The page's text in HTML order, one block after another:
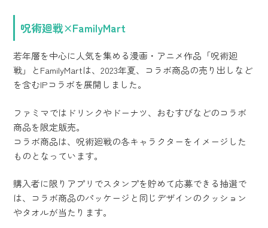
呪術廻戦×FamilyMart
若年層を中心に人気を集める漫画・アニメ作品「呪術廻
戦」とFamilyMartは、2023年夏、コラボ商品の売り出しなど
を含むIPコラボを展開しました。
ファミマではドリンクやドーナツ、おむすびなどのコラボ
商品を限定販売。
コラボ商品は、呪術廻戦の各キャラクターをイメージした
ものとなっています。
購入者に限りアプリでスタンプを貯めて応募できる抽選で
は、コラボ商品のパッケージと同じデザインのクッション
やタオルが当たります。